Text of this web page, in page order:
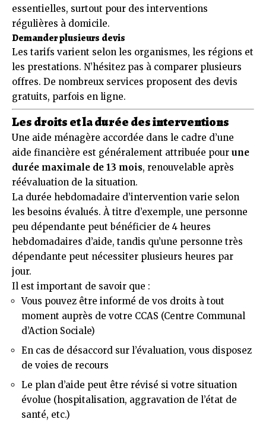
essentielles, surtout pour des interventions
régulières à domicile.
Demander plusieurs devis
Les tarifs varient selon les organismes, les régions et
les prestations. N’hésitez pas à comparer plusieurs
offres. De nombreux services proposent des devis
gratuits, parfois en ligne.
Les droits et la durée des interventions
Une aide ménagère accordée dans le cadre d’une
aide financière est généralement attribuée pour une
durée maximale de 13 mois, renouvelable après
réévaluation de la situation.
La durée hebdomadaire d’intervention varie selon
les besoins évalués. À titre d’exemple, une personne
peu dépendante peut bénéficier de 4 heures
hebdomadaires d’aide, tandis qu’une personne très
dépendante peut nécessiter plusieurs heures par
jour.
Il est important de savoir que :
Vous pouvez être informé de vos droits à tout
moment auprès de votre CCAS (Centre Communal
d’Action Sociale)
En cas de désaccord sur l’évaluation, vous disposez
de voies de recours
Le plan d’aide peut être révisé si votre situation
évolue (hospitalisation, aggravation de l’état de
santé, etc.)